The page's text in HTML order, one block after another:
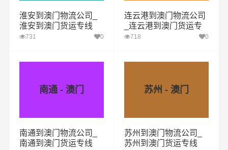
淮安到澳门物流公司_
淮安到澳门货运专线
731 0
连云港到澳门物流公司
_连云港到澳门货运专
线718 0
南通 - 澳门
南通到澳门物流公司_
南通到澳门货运专线
苏州 - 澳门
苏州到澳门物流公司_
苏州到澳门货运专线